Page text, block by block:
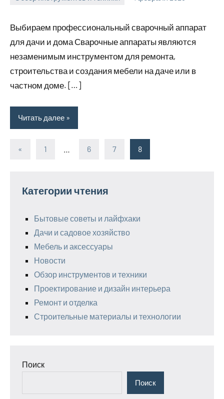
u_dachki_ru
Выбираем профессиональный сварочный аппарат
для дачи и дома Сварочные аппараты являются
незаменимым инструментом для ремонта,
строительства и создания мебели на даче или в
частном доме. […]
Читать далее
«
Предыдущие
1 6 7 8
Категории чтения
Бытовые советы и лайфхаки
Дачи и садовое хозяйство
Мебель и аксессуары
Новости
Обзор инструментов и техники
Проектирование и дизайн интерьера
Ремонт и отделка
Строительные материалы и технологии
Поиск
Поиск